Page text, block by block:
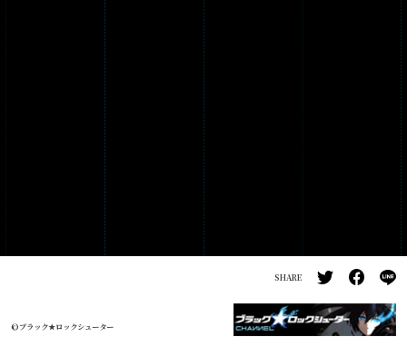
GALLERY
SHARE
©ブラック★ロックシューター